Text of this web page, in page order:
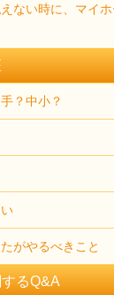
ない時に、マイ
？中小？
がやるべきこと
るQ&A